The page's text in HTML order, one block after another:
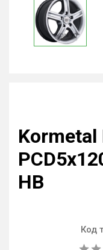
Kormetal
HB
Код